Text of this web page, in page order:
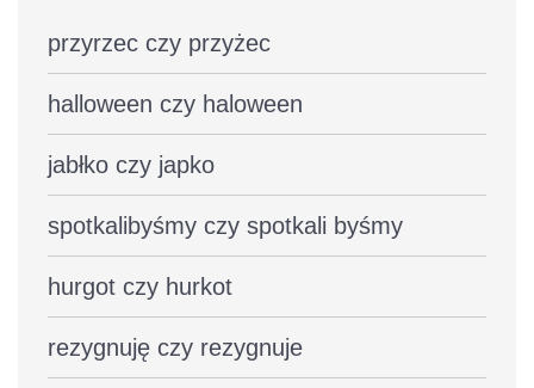
przyrzec czy przyżec
halloween czy haloween
jabłko czy japko
spotkalibyśmy czy spotkali byśmy
hurgot czy hurkot
rezygnuję czy rezygnuje